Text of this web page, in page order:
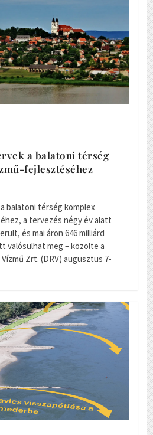
a balatoni térség
fejlesztéséhez
balatoni térség komplex
a tervezés négy év alatt
és mai áron 646 milliárd
valósulhat meg – közölte a
Zrt. (DRV) augusztus 7-